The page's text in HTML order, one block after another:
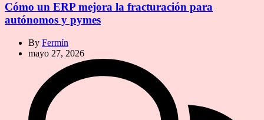
Cómo un ERP mejora la fracturación para
autónomos y pymes
By Fermín
mayo 27, 2026